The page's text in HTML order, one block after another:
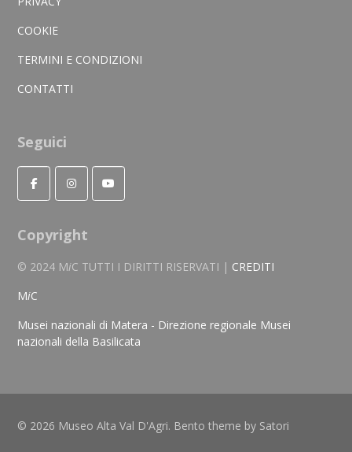
COOKIE
TERMINI E CONDIZIONI
CONTATTI
Seguici
Copyright
© 2024 MiC TUTTI I DIRITTI RISERVATI | CREDITI
MiC
Musei nazionali di Matera - Direzione regionale Musei
nazionali della Basilicata
© 2026 Museo Alta Val D'Agri. Bento theme by Satori